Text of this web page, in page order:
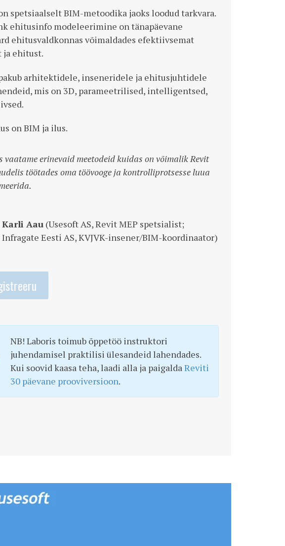
spetsiaalselt BIM-metoodika jaoks loodud tarkvara.
ehitusinfo modeleerimine on tänapäevane
ehitusvaldkonnas võimaldades efektiivsemat
ehitust.
arhitektidele, inseneridele ja ehitusjuhtidele
mis on 3D, parameetrilised, intelligentsed,
on BIM ja ilus.
vaatame erinevaid meetodeid kuidas on võimalik Revit
töötades oma töövooge ja kontrolliprotsesse luua
Karli Aau(Usesoft AS, Revit MEP spetsialist;
Infragate Eesti AS, KVJVK-insener/BIM-koordinaator)
NB! Laboris toimub õppetöö instruktori
juhendamisel praktilisi ülesandeid lahendades.
Kui soovid kaasa teha, laadi alla ja paigalda Reviti
30 päevane prooviversioon.